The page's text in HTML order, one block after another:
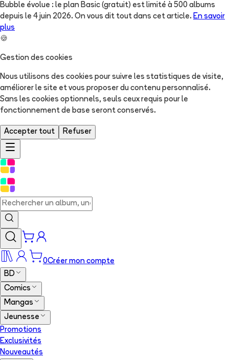
Bubble évolue : le plan Basic (gratuit) est limité à 500 albums
depuis le 4 juin 2026. On vous dit tout dans cet article. En savoir
plus
🍪
Gestion des cookies
Nous utilisons des cookies pour suivre les statistiques de visite,
améliorer le site et vous proposer du contenu personnalisé.
Sans les cookies optionnels, seuls ceux requis pour le
fonctionnement de base seront conservés.
Accepter tout Refuser
0Créer mon compte
BD
Comics
Mangas
Jeunesse
Promotions
Exclusivités
Nouveautés